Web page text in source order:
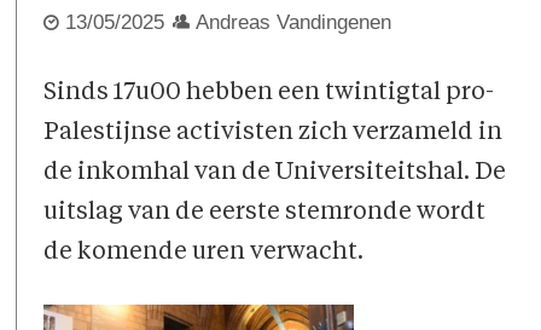
13/05/2025 Andreas Vandingenen
Sinds 17u00 hebben een twintigtal pro-
Palestijnse activisten zich verzameld in
de inkomhal van de Universiteitshal. De
uitslag van de eerste stemronde wordt
de komende uren verwacht.